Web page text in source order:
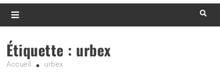
Étiquette : urbex
Accueil urbex